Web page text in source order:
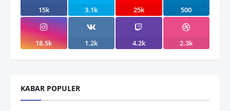
15k 3.1k 25k 500
18.5k 1.2k 4.2k 2.3k
KABAR POPULER